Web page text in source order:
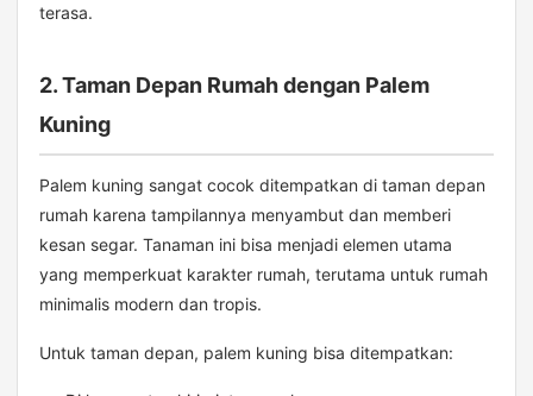
terasa.
2. Taman Depan Rumah dengan Palem
Kuning
Palem kuning sangat cocok ditempatkan di taman depan
rumah karena tampilannya menyambut dan memberi
kesan segar. Tanaman ini bisa menjadi elemen utama
yang memperkuat karakter rumah, terutama untuk rumah
minimalis modern dan tropis.
Untuk taman depan, palem kuning bisa ditempatkan: